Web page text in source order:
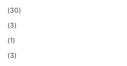
(30)
(3)
(1)
(3)